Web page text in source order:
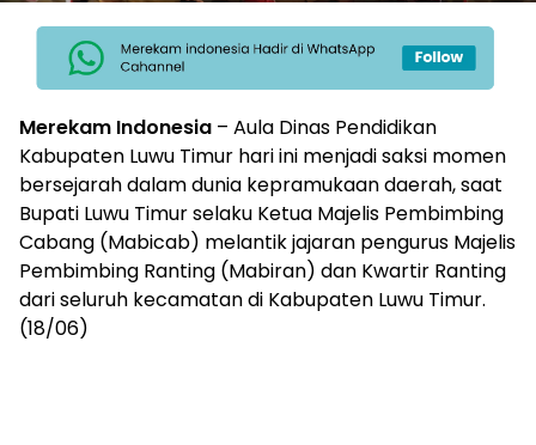
Merekam Indonesia – Aula Dinas Pendidikan
Kabupaten Luwu Timur hari ini menjadi saksi momen
bersejarah dalam dunia kepramukaan daerah, saat
Bupati Luwu Timur selaku Ketua Majelis Pembimbing
Cabang (Mabicab) melantik jajaran pengurus Majelis
Pembimbing Ranting (Mabiran) dan Kwartir Ranting
dari seluruh kecamatan di Kabupaten Luwu Timur.
(18/06)